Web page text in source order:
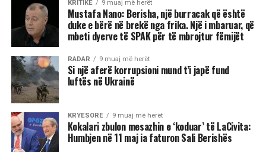
KRITIKE 9 muaj më herët
Mustafa Nano: Berisha, një burracak që është
duke e bërë në brekë nga frika. Një i mbaruar, që
mbeti dyerve të SPAK për të mbrojtur fëmijët
RADAR 9 muaj më herët
Si një aferë korrupsioni mund t’i japë fund
luftës në Ukrainë
KRYESORE 9 muaj më herët
Kokalari zbulon mesazhin e ‘koduar’ të LaCivita:
Humbjen në 11 maj ia faturon Sali Berishës